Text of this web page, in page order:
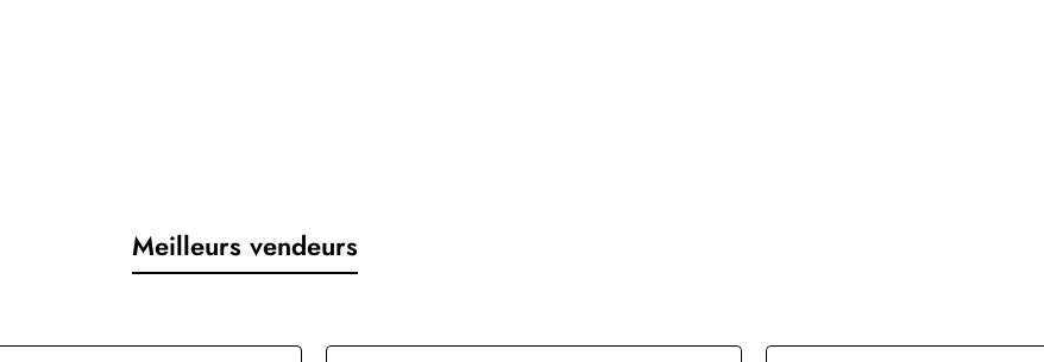
Meilleurs vendeurs